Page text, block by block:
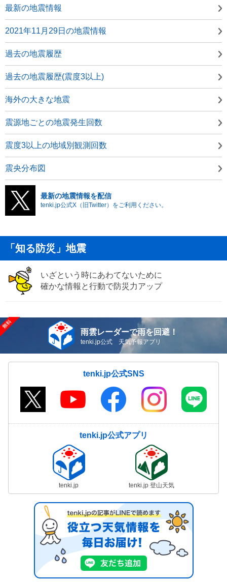
最新の地震情報
2021年11月29日の地震情報
過去の地震履歴
過去の地震履歴(震度3以上)
海外の大きな地震
震源地ごとの地震発生回数
震度3以上の地域別観測回数
震央分布図
最新の地震情報を配信
tenki.jp公式X（旧Twitter）をご利用ください。
「知る防災」地震
いざという時にあわてないために
確かな情報と行動で防災力アップ
雨雲レーダーで雨を回避！
tenki.jp公式 天気予報アプリ
tenki.jp公式SNS
tenki.jp公式アプリ
tenki.jp tenki.jp 登山天気